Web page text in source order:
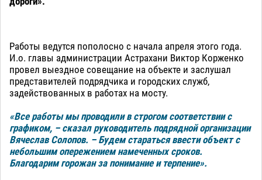
Работы ведутся пополосно с начала апреля этого года.
И.о. главы администрации Астрахани Виктор Корженко
провел выездное совещание на объекте и заслушал
представителей подрядчика и городских служб,
задействованных в работах на мосту.
«Все работы мы проводили в строгом соответствии с
графиком, – сказал руководитель подряднойорганизации
Вячеслав Солопов. – Будем стараться ввести объект с
небольшим опережением намеченных сроков.
Благодарим горожан за понимание и терпение».